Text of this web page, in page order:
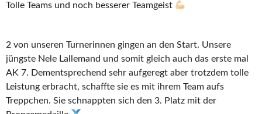
Tolle Teams und noch besserer Teamgeist
2 von unseren Turnerinnen gingen an den Start. Unsere
jüngste Nele Lallemand und somit gleich auch das erste mal
AK 7. Dementsprechend sehr aufgeregt aber trotzdem tolle
Leistung erbracht, schaffte sie es mit ihrem Team aufs
Treppchen. Sie schnappten sich den 3. Platz mit der